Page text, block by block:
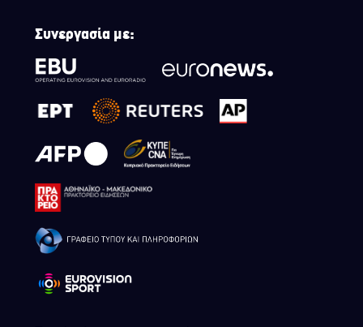
Συνεργασία με: